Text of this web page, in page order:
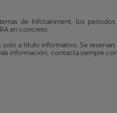
de Infotainment, los
en concreto.
a título informativo. Se reservan
información, contacta siempre